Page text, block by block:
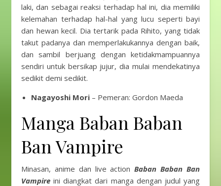
laki, dan sebagai reaksi terhadap hal ini, dia memiliki
kelemahan terhadap hal-hal yang lucu seperti bayi
dan hewan kecil. Dia tertarik pada Rihito, yang tidak
takut padanya dan memperlakukannya dengan baik,
dan sambil berjuang dengan ketidakmampuannya
sendiri untuk bersikap jujur, dia mulai mendekatinya
sedikit demi sedikit.
Nagayoshi Mori – Pemeran: Gordon Maeda
Manga Baban Baban
Ban Vampire
Minasan, anime dan live actionBaban Baban Ban
Vampireini diangkat dari manga dengan judul yang